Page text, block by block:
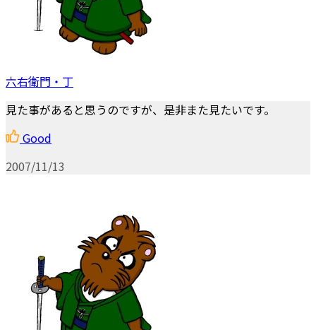
六右衛門・丁
見た事があると思うのですが、是非また見たいです。
Good
2007/11/13